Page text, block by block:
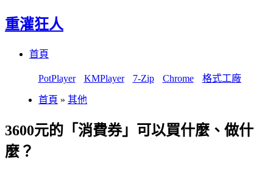
重灌狂人
首頁
PotPlayer KMPlayer 7-Zip Chrome 格式工廠
首頁 » 其他
3600元的「消費券」可以買什麼、做什
麼？